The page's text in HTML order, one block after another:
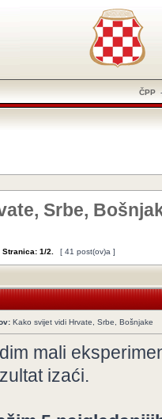
ČPP
Srbe,
Stranica: 1/2 [ 41 post(ov)a ]
Kako svijet vidi Hrvate, Srbe, Bošnjake
mali
izaći.